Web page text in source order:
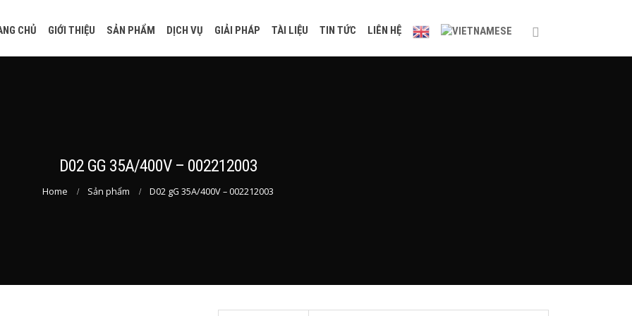
CHỦ GIỚI THIỆU SẢN PHẨM DỊCH VỤ GIẢI PHÁP TÀI LIỆU TIN TỨC LIÊN HỆ
D02 GG 35A/400V – 002212003
Home Sản phẩm D02 gG 35A/400V – 002212003